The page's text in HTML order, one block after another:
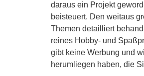
daraus ein Projekt
beisteuert. Den weitaus
Themen detailliert
reines Hobby- und
gibt keine Werbung und
herumliegen haben, die